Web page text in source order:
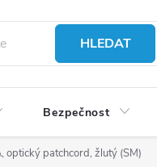
HLEDAT
Bezpečnost
optický patchcord, žlutý (SM)